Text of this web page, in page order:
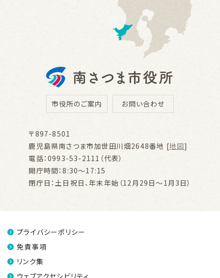
市役所のご案内 お問い合わせ
〒897-8501
鹿児島県南さつま市加世田川畑2648番地 [地図]
電話：0993-53-2111（代表）
開庁時間：8:30～17:15
閉庁日：土日祝日、年末年始（12月29日～1月3日）
プライバシーポリシー
免責事項
リンク集
ウェブアクセシビリティ